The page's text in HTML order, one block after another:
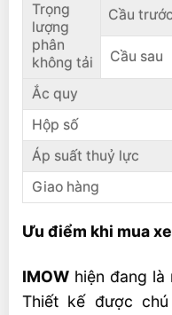
Trọng
lượng
phân
không tải
Cầu trước
Cầu sau
Ắc quy
Hộp số
Áp suất thuỷ lực
Giao hàng
Ưu điểm khi mua
IMOW hiện đang là
Thiết kế được